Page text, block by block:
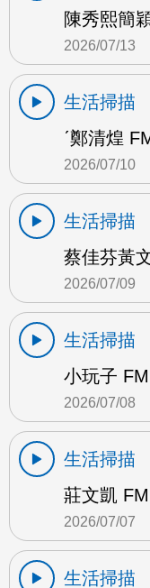
陳秀熙簡
2026/07/13
生活掃描
ˊ鄭清煌
2026/07/10
生活掃描
蔡佳芬黃
2026/07/09
生活掃描
小玩子
2026/07/08
生活掃描
莊文凱
2026/07/07
生活掃描